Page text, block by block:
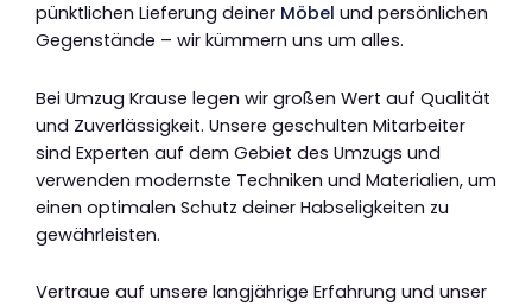
pünktlichen Lieferung deiner Möbel und persönlichen
Gegenstände – wir kümmern uns um alles.
Bei Umzug Krause legen wir großen Wert auf Qualität
und Zuverlässigkeit. Unsere geschulten Mitarbeiter
sind Experten auf dem Gebiet des Umzugs und
verwenden modernste Techniken und Materialien, um
einen optimalen Schutz deiner Habseligkeiten zu
gewährleisten.
Vertraue auf unsere langjährige Erfahrung und unser